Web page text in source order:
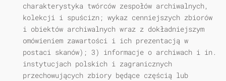
charakterystyka twórców zespołów archiwalnych,
kolekcji i spuścizn; wykaz cenniejszych zbiorów
i obiektów archiwalnych wraz z dokładniejszym
omówieniem zawartości i ich prezentacją w
postaci skanów); 3) informacje o archiwach i in.
instytucjach polskich i zagranicznych
przechowujących zbiory będące częścią lub